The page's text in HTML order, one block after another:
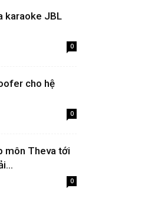
karaoke JBL
0
cho hệ
0
môn Theva tới
0